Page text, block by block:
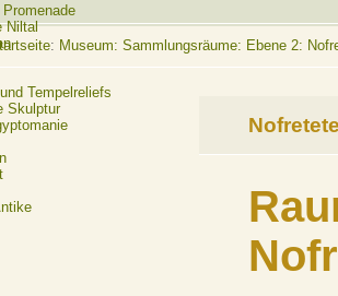
Niltal
Tempelreliefs
Skulptur
: Museum: Sammlungsräume: Ebene 2: